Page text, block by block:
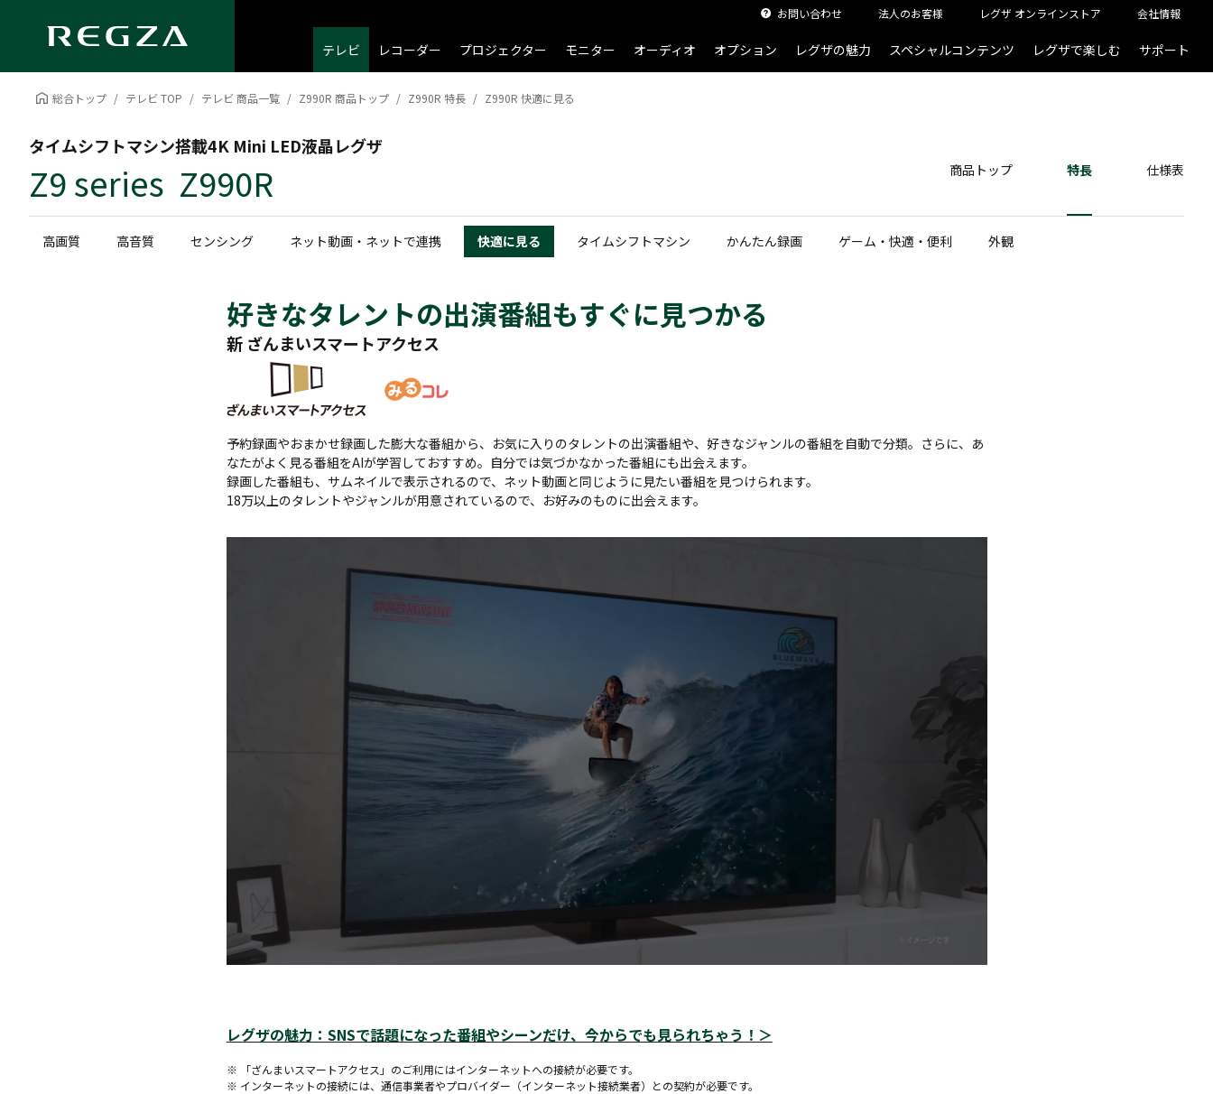
お問い合わせ 法人のお客様 レグザ オンラインストア 会社情報
テレビ レコーダー プロジェクター モニター オーディオ オプション レグザの魅力 スペシャルコンテンツ レグザで楽しむ サポート
総合トップ テレビ TOP テレビ 商品一覧 Z990R 商品トップ Z990R 特長 Z990R 快適に見る
タイムシフトマシン搭載4K Mini LED液晶レグザ
Z9 series Z990R 商品トップ 特長 仕様表
高画質 高音質 センシング ネット動画・ネットで連携 快適に見る タイムシフトマシン かんたん録画 ゲーム・快適・便利 外観
好きなタレントの出演番組もすぐに見つかる
新 ざんまいスマートアクセス
予約録画やおまかせ録画した膨大な番組から、お気に入りのタレントの出演番組や、好きなジャンルの番組を自動で分類。さらに、あ
なたがよく見る番組をAIが学習しておすすめ。自分では気づかなかった番組にも出会えます。
録画した番組も、サムネイルで表示されるので、ネット動画と同じように見たい番組を見つけられます。
18万以上のタレントやジャンルが用意されているので、お好みのものに出会えます。
レグザの魅力：SNSで話題になった番組やシーンだけ、今からでも見られちゃう！＞
※ 「ざんまいスマートアクセス」のご利用にはインターネットへの接続が必要です。
※ インターネットの接続には、通信事業者やプロバイダー（インターネット接続業者）との契約が必要です。